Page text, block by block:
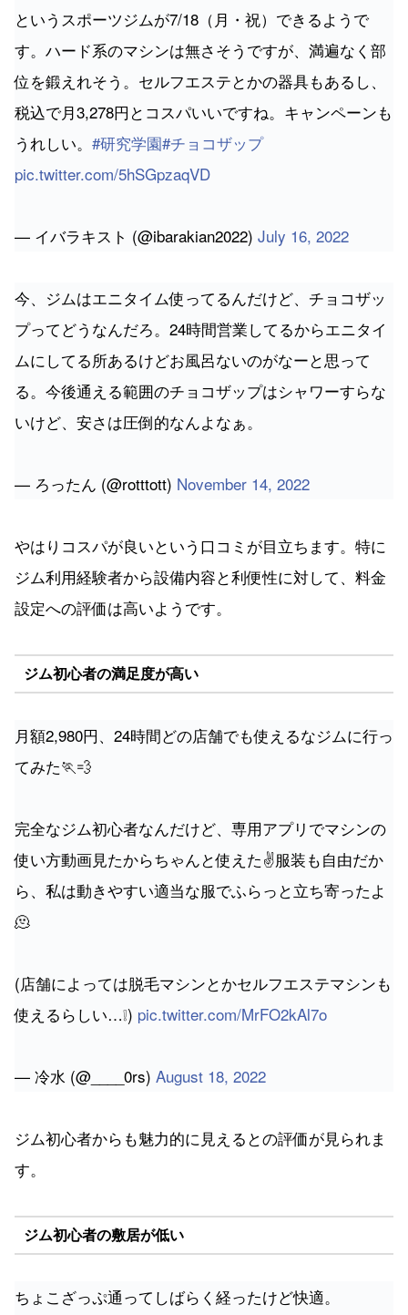
というスポーツジムが7/18（月・祝）できるようで
す。ハード系のマシンは無さそうですが、満遍なく部
位を鍛えれそう。セルフエステとかの器具もあるし、
税込で月3,278円とコスパいいですね。キャンペーンも
うれしい。 #研究学園#チョコザップ
pic.twitter.com/5hSGpzaqVD
— イバラキスト (@ibarakian2022) July 16, 2022
今、ジムはエニタイム使ってるんだけど、チョコザッ
プってどうなんだろ。24時間営業してるからエニタイ
ムにしてる所あるけどお風呂ないのがなーと思って
る。今後通える範囲のチョコザップはシャワーすらな
いけど、安さは圧倒的なんよなぁ。
— ろったん (@rotttott) November 14, 2022
やはりコスパが良いという口コミが目立ちます。特に
ジム利用経験者から設備内容と利便性に対して、料金
設定への評価は高いようです。
ジム初心者の満足度が高い
月額2,980円、24時間どの店舗でも使えるなジムに行っ
てみた🏃💨
完全なジム初心者なんだけど、専用アプリでマシンの
使い方動画見たからちゃんと使えた✌️服装も自由だか
ら、私は動きやすい適当な服でふらっと立ち寄ったよ
🫠
(店舗によっては脱毛マシンとかセルフエステマシンも
使えるらしい…❕) pic.twitter.com/MrFO2kAl7o
— 冷水 (@____0rs) August 18, 2022
ジム初心者からも魅力的に見えるとの評価が見られま
す。
ジム初心者の敷居が低い
ちょこざっぷ通ってしばらく経ったけど快適。